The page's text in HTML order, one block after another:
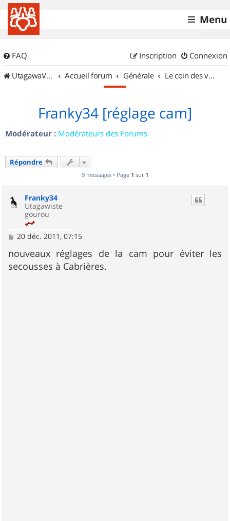
Menu
FAQ Connexion
Inscription
UtagawaVTT (Randos VTT et VTTAE avec traces GPS)
Accueil forum Générale Le coin des vidéastes
Franky34 [réglage cam]
Modérateur : Modérateurs des Forums
Répondre
9 messages • Page 1 sur 1
Franky34
Utagawiste
gourou
M
s
s
a
20 déc. 2011, 07:15
nouveaux réglages de la cam pour éviter les
secousses à Cabrières.